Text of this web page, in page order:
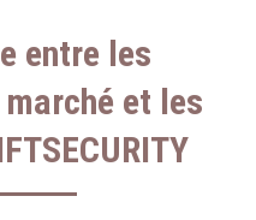
entre les
et les